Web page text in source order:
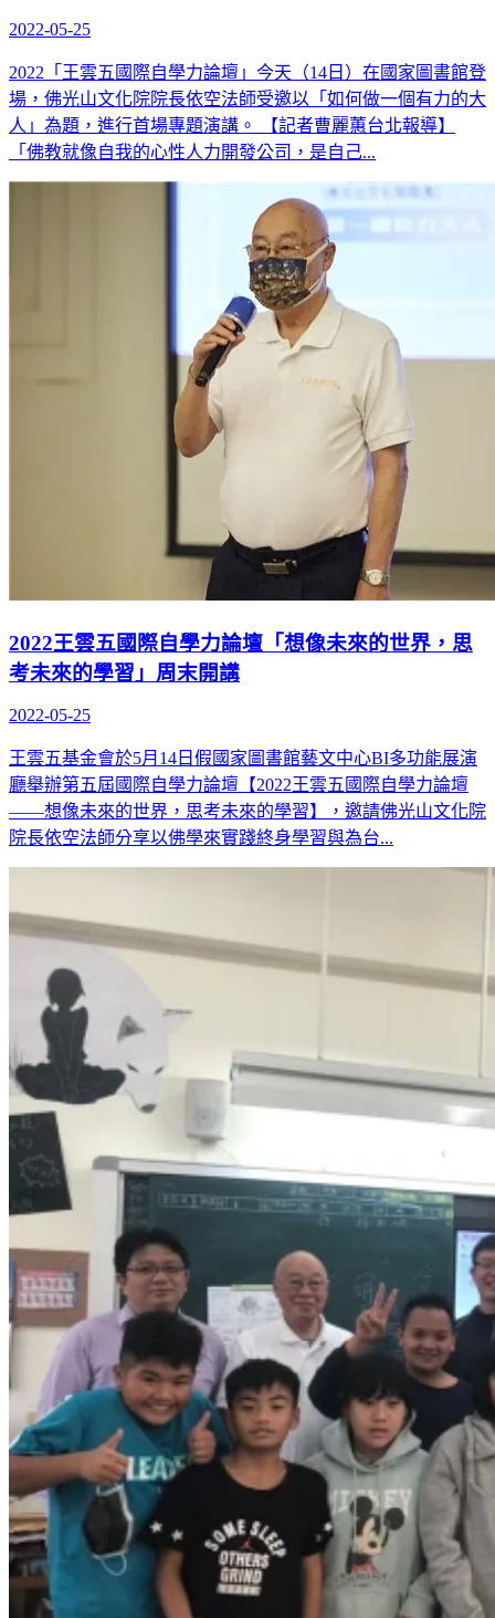
2022-05-25
2022「王雲五國際自學力論壇」今天（14日）在國家圖書館登
場，佛光山文化院院長依空法師受邀以「如何做一個有力的大
人」為題，進行首場專題演講。 【記者曹麗蕙台北報導】
「佛教就像自我的心性人力開發公司，是自己...
2022王雲五國際自學力論壇「想像未來的世界，思
考未來的學習」周末開講
2022-05-25
王雲五基金會於5月14日假國家圖書館藝文中心BI多功能展演
廳舉辦第五屆國際自學力論壇【2022王雲五國際自學力論壇
——想像未來的世界，思考未來的學習】，邀請佛光山文化院
院長依空法師分享以佛學來實踐終身學習與為台...